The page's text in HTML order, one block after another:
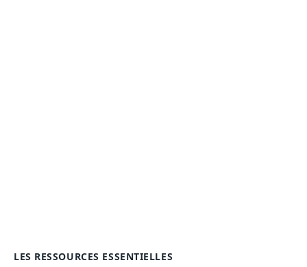
LES RESSOURCES ESSENTIELLES